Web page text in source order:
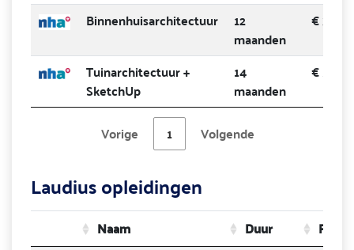
Binnenhuisarchitectuur
12
maanden
€ 379
Tuinarchitectuur +
SketchUp
14
maanden
€ 599
Vorige 1 Volgende
Laudius opleidingen
Naam Duur
Prijs